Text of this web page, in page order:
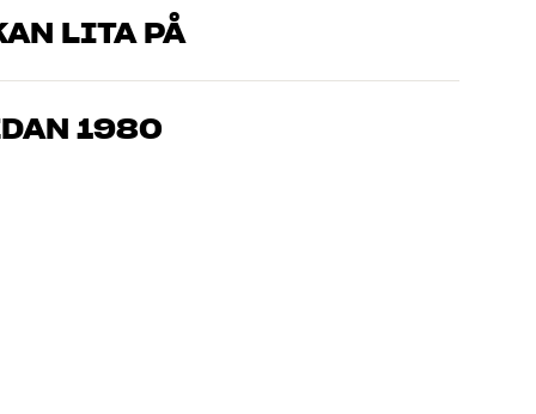
LITA PÅ
kan produkterna och brinner för riktigt bra ljud – både till
1980